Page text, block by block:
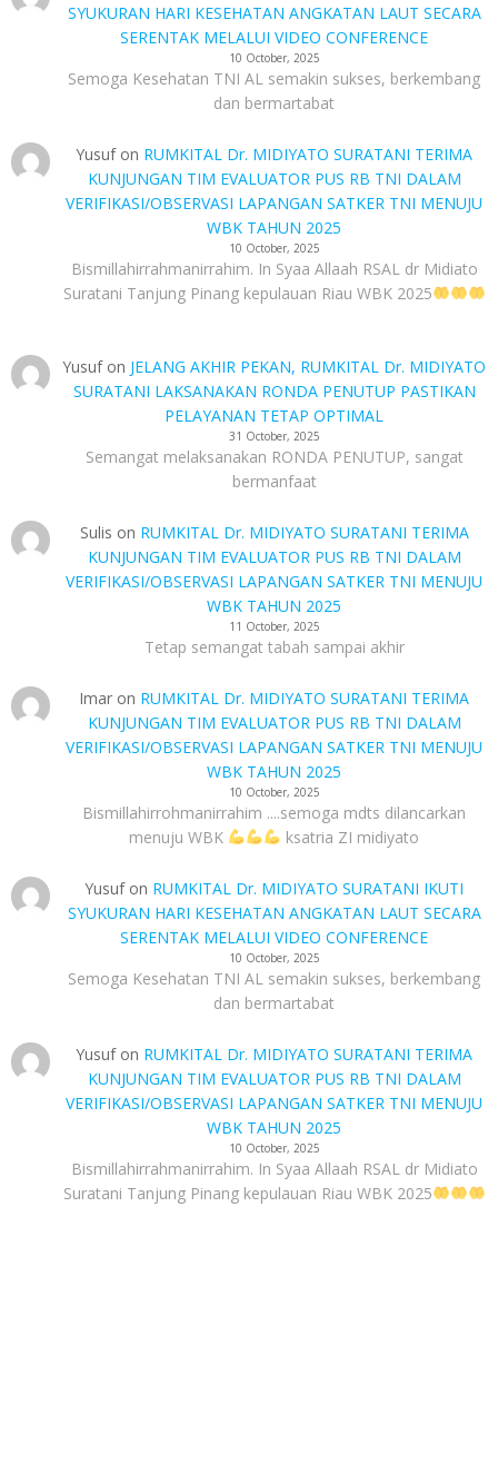
SYUKURAN HARI KESEHATAN ANGKATAN LAUT SECARA
SERENTAK MELALUI VIDEO CONFERENCE
10 October, 2025
Semoga Kesehatan TNI AL semakin sukses, berkembang
dan bermartabat
Yusufon RUMKITAL Dr. MIDIYATO SURATANI TERIMA
KUNJUNGAN TIM EVALUATOR PUS RB TNI DALAM
VERIFIKASI/OBSERVASI LAPANGAN SATKER TNI MENUJU
WBK TAHUN 2025
10 October, 2025
Bismillahirrahmanirrahim. In Syaa Allaah RSAL dr Midiato
Suratani Tanjung Pinang kepulauan Riau WBK 2025
Yusufon JELANG AKHIR PEKAN, RUMKITAL Dr. MIDIYATO
SURATANI LAKSANAKAN RONDA PENUTUP PASTIKAN
PELAYANAN TETAP OPTIMAL
31 October, 2025
Semangat melaksanakan RONDA PENUTUP, sangat
bermanfaat
Sulis on RUMKITAL Dr. MIDIYATO SURATANI TERIMA
KUNJUNGAN TIM EVALUATOR PUS RB TNI DALAM
VERIFIKASI/OBSERVASI LAPANGAN SATKER TNI MENUJU
WBK TAHUN 2025
11 October, 2025
Tetap semangat tabah sampai akhir
Imar on RUMKITAL Dr. MIDIYATO SURATANI TERIMA
KUNJUNGAN TIM EVALUATOR PUS RB TNI DALAM
VERIFIKASI/OBSERVASI LAPANGAN SATKER TNI MENUJU
WBK TAHUN 2025
10 October, 2025
Bismillahirrohmanirrahim ....semoga mdts dilancarkan
menuju WBK
ksatria ZI midiyato
Yusufon RUMKITAL Dr. MIDIYATO SURATANI IKUTI
SYUKURAN HARI KESEHATAN ANGKATAN LAUT SECARA
SERENTAK MELALUI VIDEO CONFERENCE
10 October, 2025
Semoga Kesehatan TNI AL semakin sukses, berkembang
dan bermartabat
Yusufon RUMKITAL Dr. MIDIYATO SURATANI TERIMA
KUNJUNGAN TIM EVALUATOR PUS RB TNI DALAM
VERIFIKASI/OBSERVASI LAPANGAN SATKER TNI MENUJU
WBK TAHUN 2025
10 October, 2025
Bismillahirrahmanirrahim. In Syaa Allaah RSAL dr Midiato
Suratani Tanjung Pinang kepulauan Riau WBK 2025